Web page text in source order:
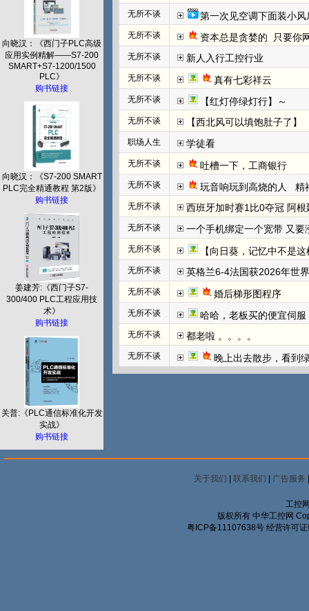
向晓汉：《西门子PLC高级
应用实例精解——S7-200
SMART+S7-1200/1500
PLC》
购书链接
向晓汉：《S7-200 SMART
PLC完全精通教程 第2版》
购书链接
姜建芳:《西门子S7-
300/400 PLC工程应用技
术》
购书链接
关普:《PLC通信标准化开发
实战》
购书链接
无所不谈 第一次见空调下面装小风
无所不谈 资本总是贪婪的  只要你
无所不谈 新人入行工控行业
无所不谈 真有七彩祥云
无所不谈 【红灯停绿灯行】～
无所不谈 【西北风可以填饱肚子了】
职场人生 学徒看
无所不谈 吐槽一下，工商银行
无所不谈 玩音响玩到高烧的人   精
无所不谈 西班牙加时赛1比0夺冠 阿
无所不谈 一个手机绑定一个宽带 又要
无所不谈 【向日葵，记忆中不是
无所不谈 英格兰6-4法国获2026年世
无所不谈 婚后梯形图程序
无所不谈 哈哈，老板买的便宜伺
无所不谈 都老啦 。。。。
无所不谈 晚上出去散步，看到
关于我们 | 联系我们 | 广告服务
工控
版权所有 中华工控网
粤ICP备11107638号 经营许可